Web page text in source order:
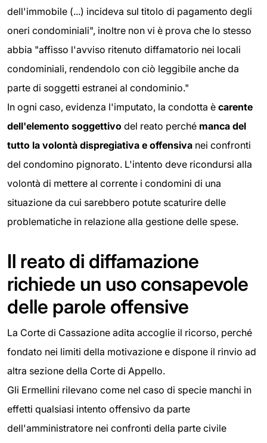
dell'immobile (...) incideva sul titolo di pagamento degli
oneri condominiali", inoltre non vi è prova che lo stesso
abbia "affisso l'avviso ritenuto diffamatorio nei locali
condominiali, rendendolo con ciò leggibile anche da
parte di soggetti estranei al condominio."
In ogni caso, evidenza l'imputato, la condotta è carente
dell'elemento soggettivo del reato perché manca del
tutto la volontà dispregiativa e offensiva nei confronti
del condomino pignorato. L'intento deve ricondursi alla
volontà di mettere al corrente i condomini di una
situazione da cui sarebbero potute scaturire delle
problematiche in relazione alla gestione delle spese.
Il reato di diffamazione
richiede un uso consapevole
delle parole offensive
La Corte di Cassazione adita accoglie il ricorso, perché
fondato nei limiti della motivazione e dispone il rinvio ad
altra sezione della Corte di Appello.
Gli Ermellini rilevano come nel caso di specie manchi in
effetti qualsiasi intento offensivo da parte
dell'amministratore nei confronti della parte civile